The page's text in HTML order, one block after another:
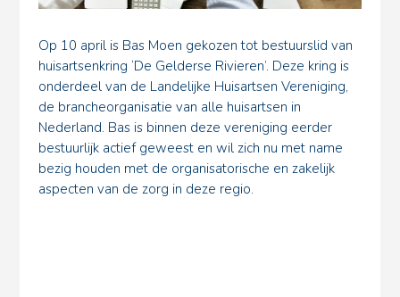
Op 10 april is Bas Moen gekozen tot bestuurslid van
huisartsenkring ‘De Gelderse Rivieren’. Deze kring is
onderdeel van de Landelijke Huisartsen Vereniging,
de brancheorganisatie van alle huisartsen in
Nederland. Bas is binnen deze vereniging eerder
bestuurlijk actief geweest en wil zich nu met name
bezig houden met de organisatorische en zakelijk
aspecten van de zorg in deze regio.